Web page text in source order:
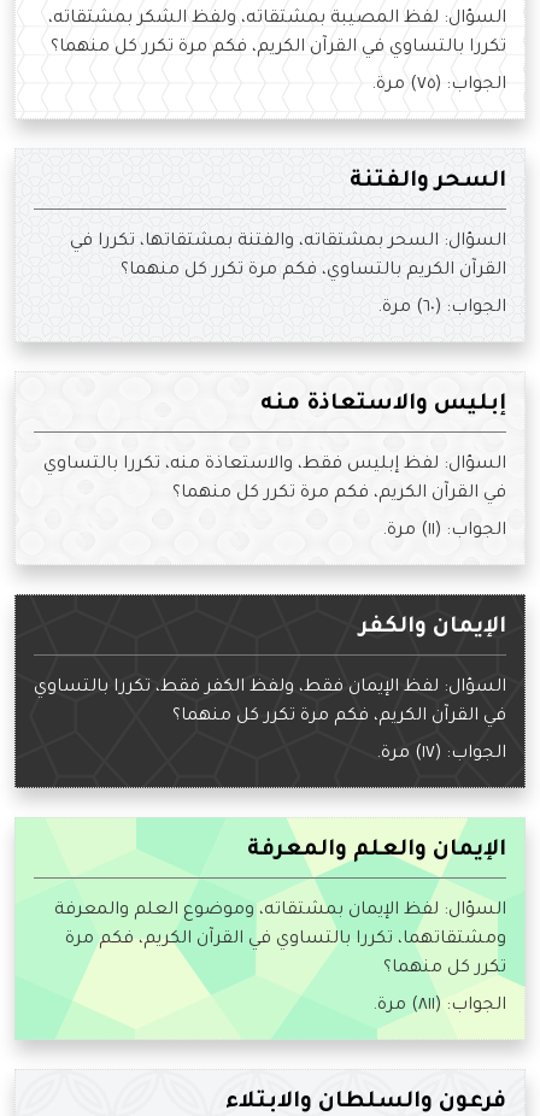
السؤال: لفظ المصيبة بمشتقاته، ولفظ الشكر بمشتقاته،
تكررا بالتساوي في القرآن الكريم، فكم مرة تكرر كل منهما؟
الجواب: (٧٥) مرة.
السحر والفتنة
السؤال: السحر بمشتقاته، والفتنة بمشتقاتها، تكررا في
القرآن الكريم بالتساوي، فكم مرة تكرر كل منهما؟
الجواب: (٦٠) مرة.
إبليس والاستعاذة منه
السؤال: لفظ إبليس فقط، والاستعاذة منه، تكررا بالتساوي
في القرآن الكريم، فكم مرة تكرر كل منهما؟
الجواب: (١١) مرة.
الإيمان والكفر
السؤال: لفظ الإيمان فقط، ولفظ الكفر فقط، تكررا بالتساوي
في القرآن الكريم، فكم مرة تكرر كل منهما؟
الجواب: (١٧) مرة.
الإيمان والعلم والمعرفة
السؤال: لفظ الإيمان بمشتقاته، وموضوع العلم والمعرفة
ومشتقاتهما، تكررا بالتساوي في القرآن الكريم، فكم مرة
تكرر كل منهما؟
الجواب: (٨١١) مرة.
فرعون والسلطان والابتلاء